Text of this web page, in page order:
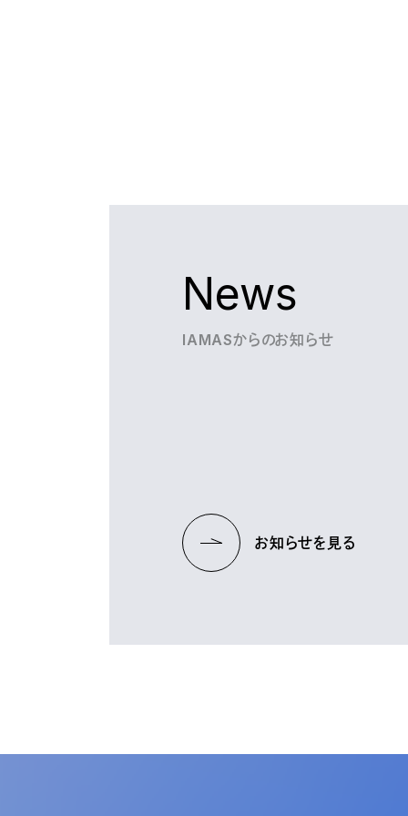
News
IAMASからのお知らせ
お知らせを見る